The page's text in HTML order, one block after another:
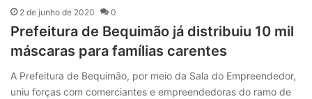
2 de junho de 2020 0
Prefeitura de Bequimão já distribuiu 10 mil
máscaras para famílias carentes
A Prefeitura de Bequimão, por meio da Sala do Empreendedor,
uniu forças com comerciantes e empreendedoras do ramo de